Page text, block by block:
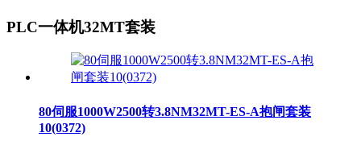
PLC一体机32MT套装
80伺服1000W2500转3.8NM32MT-ES-A抱闸套装
10(0372)